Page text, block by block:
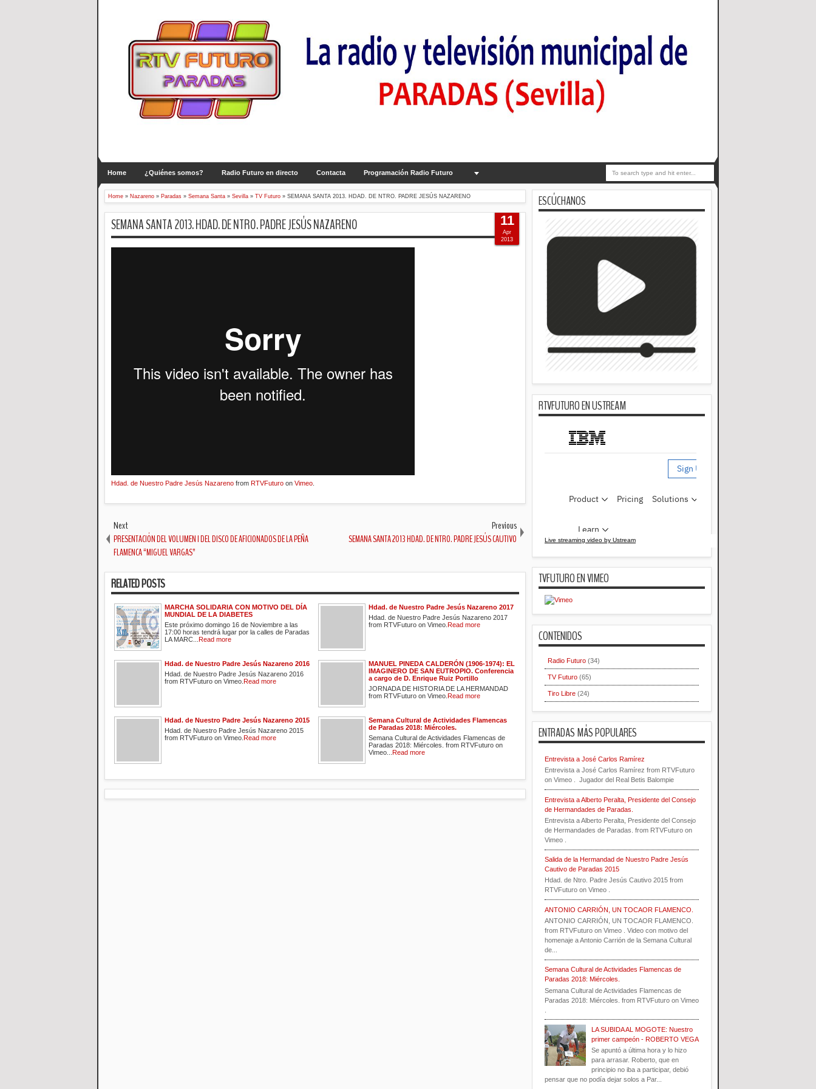
Home ¿Quiénes somos? Radio Futuro en directo Contacta Programación Radio Futuro
Home » Nazareno » Paradas » Semana Santa » Sevilla » TV Futuro » SEMANA SANTA 2013. HDAD. DE NTRO. PADRE JESÚS NAZARENO
SEMANA SANTA 2013. HDAD. DE NTRO. PADRE JESÚS NAZARENO
Hdad. de Nuestro Padre Jesús Nazareno from RTVFuturo on Vimeo.
11
Apr
2013
Next
PRESENTACIÓN DEL VOLUMEN I DEL DISCO DE AFICIONADOS DE LA PEÑA
FLAMENCA “MIGUEL VARGAS”
Previous
SEMANA SANTA 2013 HDAD. DE NTRO. PADRE JESÚS CAUTIVO
RELATED POSTS
MARCHA SOLIDARIA CON MOTIVO DEL DÍA
MUNDIAL DE LA DIABETES
Este próximo domingo 16 de Noviembre a las
17:00 horas tendrá lugar por la calles de Paradas
LA MARC... Read more
Hdad. de Nuestro Padre Jesús Nazareno 2017
Hdad. de Nuestro Padre Jesús Nazareno 2017
from RTVFuturo on Vimeo. Read more
Hdad. de Nuestro Padre Jesús Nazareno 2016
Hdad. de Nuestro Padre Jesús Nazareno 2016
from RTVFuturo on Vimeo. Read more
MANUEL PINEDA CALDERÓN (1906-1974): EL
IMAGINERO DE SAN EUTROPIO. Conferencia
a cargo de D. Enrique Ruiz Portillo
JORNADA DE HISTORIA DE LA HERMANDAD
from RTVFuturo on Vimeo. Read more
Hdad. de Nuestro Padre Jesús Nazareno 2015
Hdad. de Nuestro Padre Jesús Nazareno 2015
from RTVFuturo on Vimeo. Read more
Semana Cultural de Actividades Flamencas
de Paradas 2018: Miércoles.
Semana Cultural de Actividades Flamencas de
Paradas 2018: Miércoles. from RTVFuturo on
Vimeo... Read more
ESCÚCHANOS
RTVFUTURO EN USTREAM
Live streaming video by Ustream
TVFUTURO EN VIMEO
CONTENIDOS
Radio Futuro (34)
TV Futuro (65)
Tiro Libre (24)
ENTRADAS MÁS POPULARES
Entrevista a José Carlos Ramírez
Entrevista a José Carlos Ramírez from RTVFuturo
on Vimeo . Jugador del Real Betis Balompie
Entrevista a Alberto Peralta, Presidente del Consejo
de Hermandades de Paradas.
Entrevista a Alberto Peralta, Presidente del Consejo
de Hermandades de Paradas. from RTVFuturo on
Vimeo .
Salida de la Hermandad de Nuestro Padre Jesús
Cautivo de Paradas 2015
Hdad. de Ntro. Padre Jesús Cautivo 2015 from
RTVFuturo on Vimeo .
ANTONIO CARRIÓN, UN TOCAOR FLAMENCO.
ANTONIO CARRIÓN, UN TOCAOR FLAMENCO.
from RTVFuturo on Vimeo . Video con motivo del
homenaje a Antonio Carrión de la Semana Cultural
de...
Semana Cultural de Actividades Flamencas de
Paradas 2018: Miércoles.
Semana Cultural de Actividades Flamencas de
Paradas 2018: Miércoles. from RTVFuturo on Vimeo
LA SUBIDA AL MOGOTE: Nuestro
primer campeón - ROBERTO VEGA
Se apuntó a última hora y lo hizo
para arrasar. Roberto, que en
principio no iba a participar, debió
pensar que no podía dejar solos a Par...